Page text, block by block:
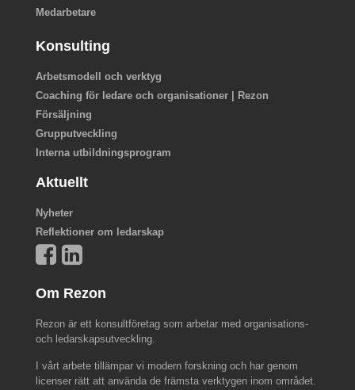
Medarbetare
Konsulting
Arbetsmodell och verktyg
Coaching för ledare och organisationer | Rezon
Försäljning
Grupputveckling
Interna utbildningsprogram
Aktuellt
Nyheter
Reflektioner om ledarskap
Om Rezon
Rezon är ett konsultföretag som arbetar med organisations-
och ledarskapsutveckling.
I vårt arbete tillämpar vi modern forskning och har genom
licenser rätt att använda de främsta verktygen inom området.